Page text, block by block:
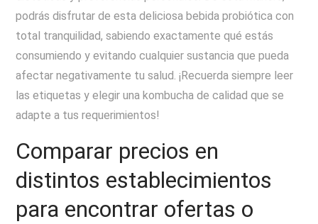
podrás disfrutar de esta deliciosa bebida probiótica con
total tranquilidad, sabiendo exactamente qué estás
consumiendo y evitando cualquier sustancia que pueda
afectar negativamente tu salud. ¡Recuerda siempre leer
las etiquetas y elegir una kombucha de calidad que se
adapte a tus requerimientos!
Comparar precios en
distintos establecimientos
para encontrar ofertas o